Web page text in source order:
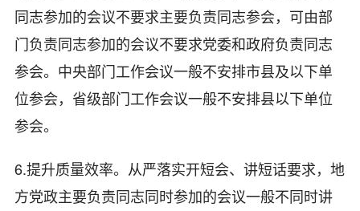
同志参加的会议不要求主要负责同志参会，可由部
门负责同志参加的会议不要求党委和政府负责同志
参会。中央部门工作会议一般不安排市县及以下单
位参会，省级部门工作会议一般不安排县以下单位
参会。
6.提升质量效率。从严落实开短会、讲短话要求，地
方党政主要负责同志同时参加的会议一般不同时讲